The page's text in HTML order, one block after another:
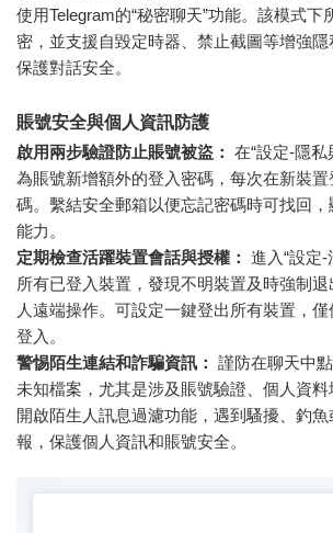
使用Telegram的“秘密聊天”功能。該模式下
密，並支援自毀定時器、禁止截圖等增強
保護對話安全。
賬號安全與個人資訊防護
啟用兩步驗證防止賬號被盜： 在“設定-隱私
為賬號新增額外的登入密碼，每次在新裝
碼。繫結安全郵箱以便忘記密碼時可找回
能力。
定期檢查活躍裝置會話與授權： 進入“設定-
所有已登入裝置，發現不明裝置及時強制
人遠端操作。可設定一鍵登出所有裝置，
登入。
警惕陌生連結和詐騙資訊： 謹防在聊天中
未知檔案，尤其是涉及賬號驗證、個人資
開啟陌生人訊息過濾功能，遇到騷擾、釣
報，保護個人資訊和賬號安全。